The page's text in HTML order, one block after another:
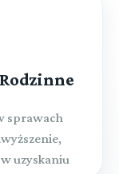
sprawach
uzyskaniu